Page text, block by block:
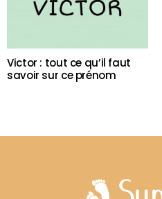
Victor : tout ce qu’il faut
savoir sur ce prénom